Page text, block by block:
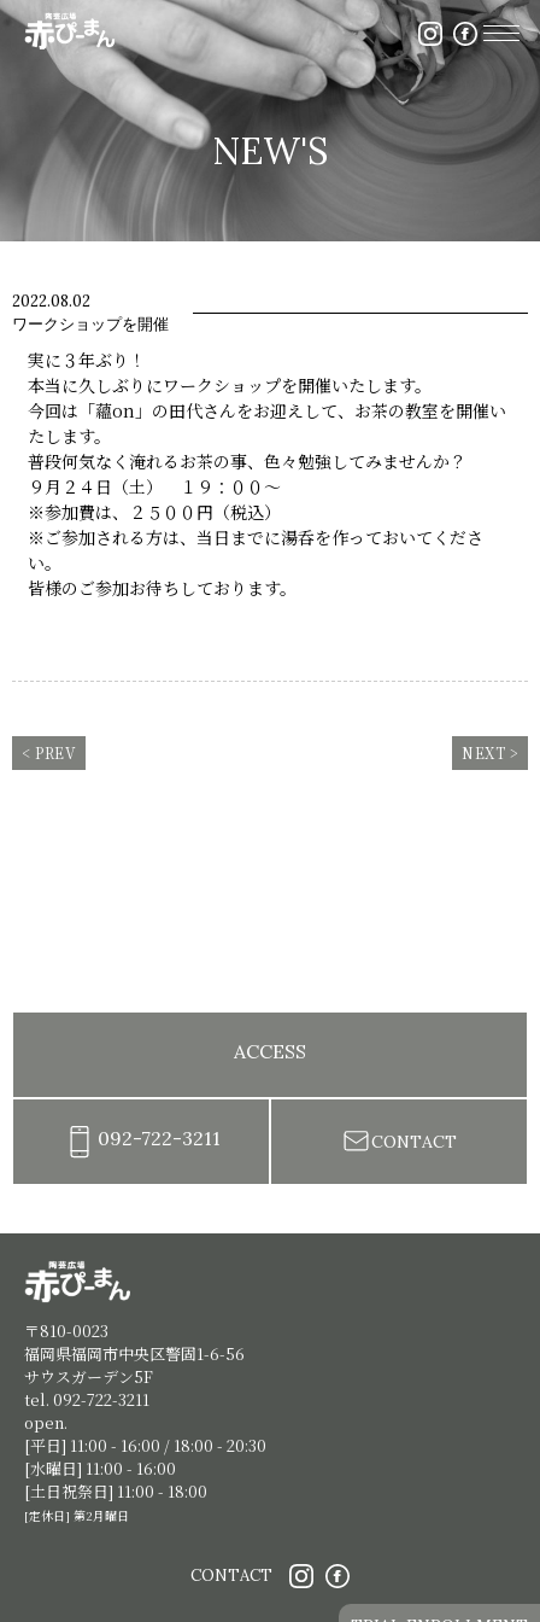
イベント・出張陶芸・体験陶芸は福岡市の陶芸教室赤
NEW'S
2022.08.02
ワークショップを開催
実に３年ぶり！
本当に久しぶりにワークショップを開催いたします。
今回は「蘊on」の田代さんをお迎えして、お茶の教室を開催い
たします。
普段何気なく淹れるお茶の事、色々勉強してみませんか？
９月２４日（土） １９：００～
※参加費は、２５００円（税込）
※ご参加される方は、当日までに湯呑を作っておいてくださ
い。
皆様のご参加お待ちしております。
< PREV NEXT >
ACCESS
092-722-3211 CONTACT
〒810-0023
福岡県福岡市中央区警固1-6-56
サウスガーデン5F
tel. 092-722-3211
open.
[平日] 11:00 - 16:00 / 18:00 - 20:30
[水曜日] 11:00 - 16:00
[土日祝祭日] 11:00 - 18:00
[定休日] 第2月曜日
CONTACT